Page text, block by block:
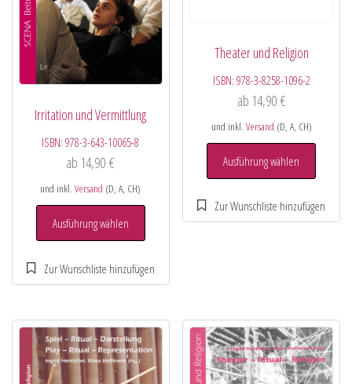
Irritation und Vermittlung
ISBN:978-3-643-10065-8
ab 14,90€
und inkl.Versand (D, A, CH)
Ausführung wählen
Theater und Religion
ISBN: 978-3-8258-1096-2
ab 14,90 €
und inkl. Versand (D, A, CH)
Ausführung wählen